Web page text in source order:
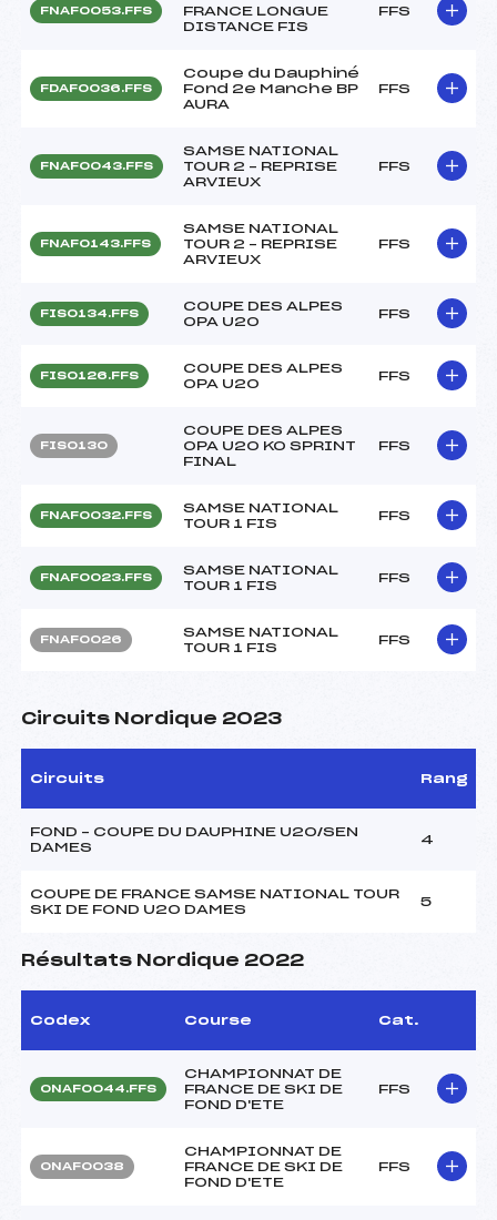
FNAF0053.FFS
FRANCE LONGUE
DISTANCE FIS
FFS
FDAF0036.FFS
Coupe du Dauphiné
Fond 2e Manche BP
AURA
FFS
FNAF0043.FFS
SAMSE NATIONAL
TOUR 2 – REPRISE
ARVIEUX
FFS
FNAF0143.FFS
SAMSE NATIONAL
TOUR 2 – REPRISE
ARVIEUX
FFS
FIS0134.FFS
COUPE DES ALPES
OPA U20
FFS
FIS0126.FFS
COUPE DES ALPES
OPA U20
FFS
FIS0130
COUPE DES ALPES
OPA U20 KO SPRINT
FINAL
FFS
FNAF0032.FFS
SAMSE NATIONAL
TOUR 1 FIS
FFS
FNAF0023.FFS
SAMSE NATIONAL
TOUR 1 FIS
FFS
FNAF0026
SAMSE NATIONAL
TOUR 1 FIS
FFS
Circuits Nordique 2023
Circuits Rang
FOND – COUPE DU DAUPHINE U20/SEN
DAMES
4
COUPE DE FRANCE SAMSE NATIONAL TOUR
SKI DE FOND U20 DAMES
5
Résultats Nordique 2022
Codex Course Cat.
ONAF0044.FFS
CHAMPIONNAT DE
FRANCE DE SKI DE
FOND D'ETE
FFS
ONAF0038
CHAMPIONNAT DE
FRANCE DE SKI DE
FOND D'ETE
FFS